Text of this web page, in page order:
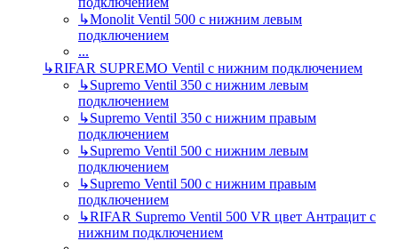
↳Monolit Ventil 500 с нижним левым
подключением
...
↳RIFAR SUPREMO Ventil с нижним подключением
↳Supremo Ventil 350 с нижним левым
подключением
↳Supremo Ventil 350 с нижним правым
подключением
↳Supremo Ventil 500 с нижним левым
подключением
↳Supremo Ventil 500 с нижним правым
подключением
↳RIFAR Supremo Ventil 500 VR цвет Антрацит с
нижним подключением